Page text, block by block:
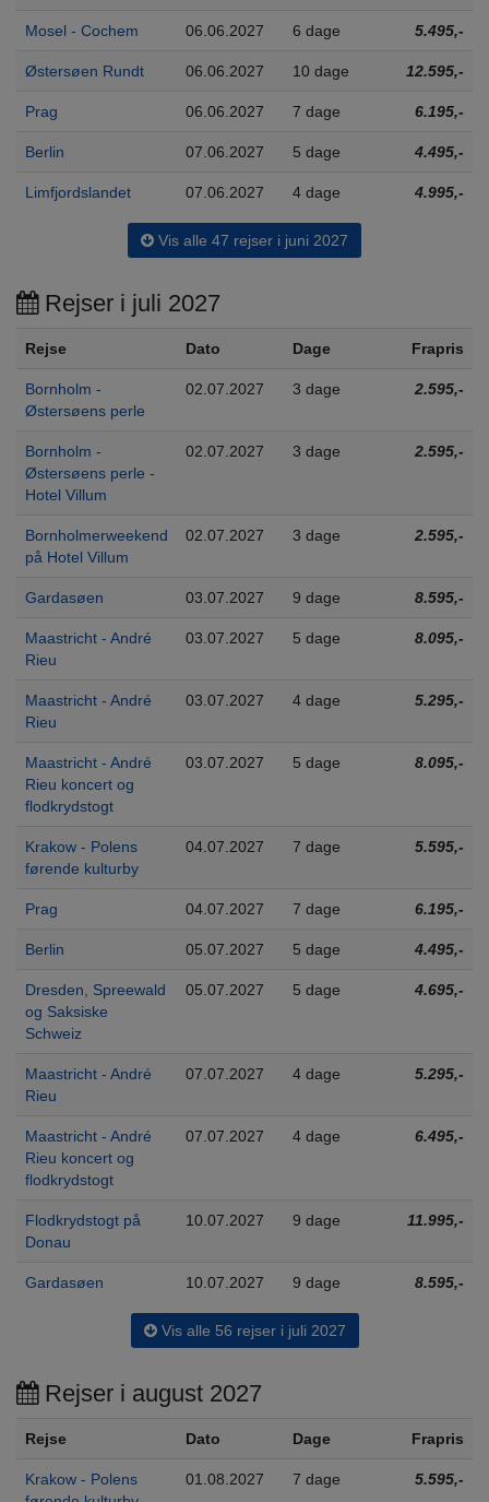
Mosel - Cochem 06.06.2027 6 dage 5.495,-
Østersøen Rundt 06.06.2027 10 dage 12.595,-
Prag 06.06.2027 7 dage 6.195,-
Berlin 07.06.2027 5 dage 4.495,-
Limfjordslandet 07.06.2027 4 dage 4.995,-
Vis alle 47 rejser i juni 2027
Rejser i juli 2027
Rejse Dato Dage Frapris
Bornholm -
Østersøens perle
02.07.2027 3 dage 2.595,-
Bornholm -
Østersøens perle -
Hotel Villum
02.07.2027 3 dage 2.595,-
Bornholmerweekend
på Hotel Villum
02.07.2027 3 dage 2.595,-
Gardasøen 03.07.2027 9 dage 8.595,-
Maastricht - André
Rieu
03.07.2027 5 dage 8.095,-
Maastricht - André
Rieu
03.07.2027 4 dage 5.295,-
Maastricht - André
Rieu koncert og
flodkrydstogt
03.07.2027 5 dage 8.095,-
Krakow - Polens
førende kulturby
04.07.2027 7 dage 5.595,-
Prag 04.07.2027 7 dage 6.195,-
Berlin 05.07.2027 5 dage 4.495,-
Dresden, Spreewald
og Saksiske
Schweiz
05.07.2027 5 dage 4.695,-
Maastricht - André
Rieu
07.07.2027 4 dage 5.295,-
Maastricht - André
Rieu koncert og
flodkrydstogt
07.07.2027 4 dage 6.495,-
Flodkrydstogt på
Donau
10.07.2027 9 dage 11.995,-
Gardasøen 10.07.2027 9 dage 8.595,-
Vis alle 56 rejser i juli 2027
Rejser i august 2027
Rejse Dato Dage Frapris
Krakow - Polens
01.08.2027 7 dage 5.595,-